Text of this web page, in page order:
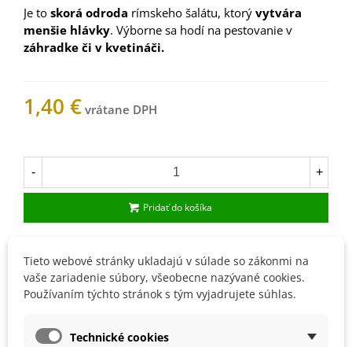
Je to skorá odroda rímskeho šalátu, ktorý vytvára
menšie hlávky. Výborne sa hodí na pestovanie v
záhradke či v kvetináči.
1,40 €
- +
Pridať do košíka
1003639
Obľúbené
Popis
Tieto webové stránky ukladajú v súlade so zákonmi na
vaše zariadenie súbory, všeobecne nazývané cookies.
Používaním týchto stránok s tým vyjadrujete súhlas.
Technické cookies